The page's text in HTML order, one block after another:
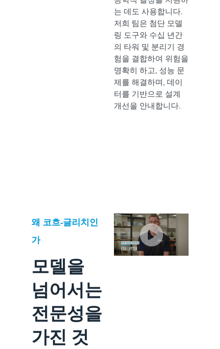
는 데도 사용합니다.
저희 팀은 첨단 모델
링 도구와 수십 년간
의 타워 및 분리기 경
험을 결합하여 위험을
명확히 하고, 성능 문
제를 해결하며, 데이
터를 기반으로 설계
개선을 안내합니다.
왜 코흐-글리치인
가
모델을
넘어서는
전문성을
가진 것